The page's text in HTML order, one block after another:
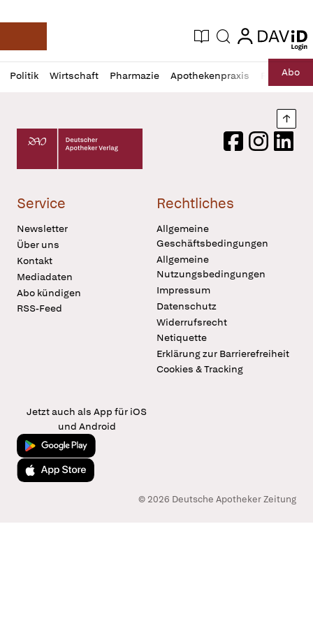
Deutsche Apotheker Zeitung
Aktuelle Ausgabe
Suche login
login
Politik Wirtschaft Pharmazie Apothekenpraxis RechtAbo
Profil
öffnen
Daz
Pur
Deutscher Apotheker Verlag Logo
FacebookInstagram
Service
Newsletter
Über uns
Kontakt
Mediadaten
Abo kündigen
RSS-Feed
Rechtliches
Allgemeine
Geschäftsbedingungen
Allgemeine
Nutzungsbedingungen
Impressum
Datenschutz
Widerrufsrecht
Netiquette
Erklärung zur Barrierefreiheit
Cookies & Tracking
Jetzt auch als App für iOS
und Android
Jetzt bei Google Play
Laden im App Store
© 2026 Deutsche Apotheker Zeitung